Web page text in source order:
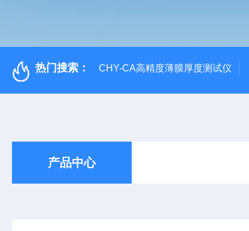
热门搜索： CHY-CA高精度薄膜厚度测试仪
产品中心